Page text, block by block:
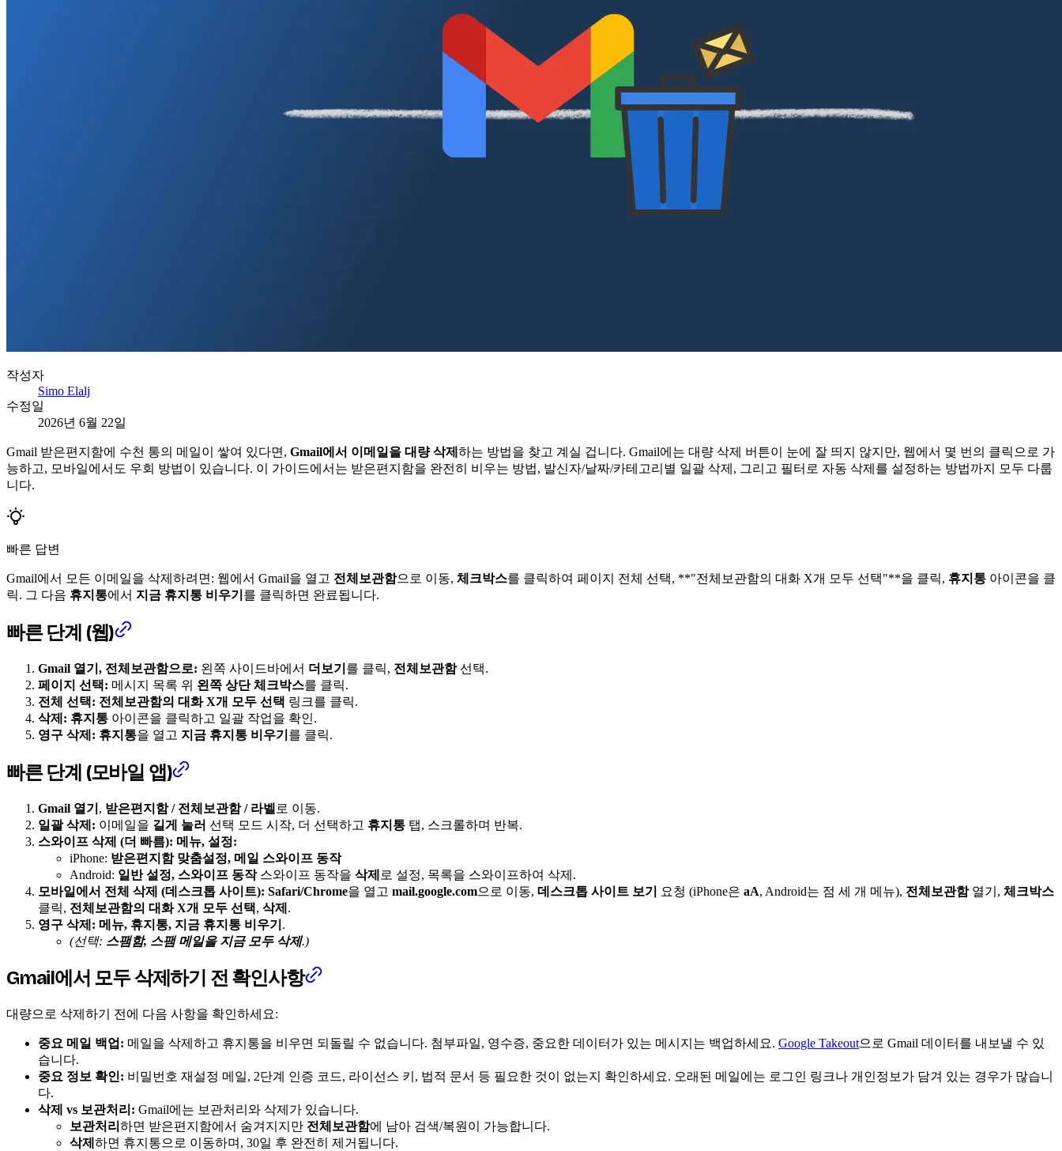
작성자
Simo Elalj
수정일
2026년 6월 22일
Gmail 받은편지함에 수천 통의 메일이 쌓여 있다면, Gmail에서 이메일을 대량 삭제 하는 방법을 찾고 계실 겁니다. Gmail에는 대량 삭제 버튼이 눈에 잘 띄지 않지만, 웹에서 몇 번의 클릭으로 가
능하고, 모바일에서도 우회 방법이 있습니다. 이 가이드에서는 받은편지함을 완전히 비우는 방법, 발신자/날짜/카테고리별 일괄 삭제, 그리고 필터로 자동 삭제를 설정하는 방법까지 모두 다룹
니다.
빠른 답변
Gmail에서 모든 이메일을 삭제하려면: 웹에서 Gmail을 열고 전체보관함으로 이동, 체크박스를 클릭하여 페이지 전체 선택, **"전체보관함의 대화 X개 모두 선택"**을 클릭, 휴지통 아이콘을 클
릭. 그 다음 휴지통에서 지금 휴지통 비우기 를 클릭하면 완료됩니다.
빠른 단계 (웹)
Gmail 열기, 전체보관함으로: 왼쪽 사이드바에서 더보기 를 클릭, 전체보관함선택.
페이지 선택: 메시지 목록 위 왼쪽 상단 체크박스를 클릭.
전체 선택: 전체보관함의 대화 X개 모두 선택 링크를 클릭.
삭제: 휴지통 아이콘을 클릭하고 일괄 작업을 확인.
영구 삭제: 휴지통을 열고 지금 휴지통 비우기 를 클릭.
빠른 단계 (모바일 앱)
Gmail 열기 , 받은편지함 / 전체보관함 / 라벨 로 이동.
일괄 삭제: 이메일을 길게 눌러 선택 모드 시작, 더 선택하고 휴지통 탭, 스크롤하며 반복.
스와이프 삭제 (더 빠름): 메뉴, 설정:
iPhone: 받은편지함 맞춤설정, 메일 스와이프 동작
Android: 일반 설정, 스와이프 동작 스와이프 동작을 삭제 로 설정, 목록을 스와이프하여 삭제.
모바일에서 전체 삭제 (데스크톱 사이트): Safari/Chrome을 열고 mail.google.com으로 이동, 데스크톱 사이트 보기 요청 (iPhone은 aA, Android는 점 세 개 메뉴), 전체보관함열기, 체크박스
클릭, 전체보관함의 대화 X개 모두 선택, 삭제 .
영구 삭제: 메뉴, 휴지통, 지금 휴지통 비우기 .
(선택: 스팸함, 스팸 메일을 지금 모두 삭제.)
Gmail에서 모두 삭제하기 전 확인사항
대량으로 삭제하기 전에 다음 사항을 확인하세요:
중요 메일 백업: 메일을 삭제하고 휴지통을 비우면 되돌릴 수 없습니다. 첨부파일, 영수증, 중요한 데이터가 있는 메시지는 백업하세요. Google Takeout으로 Gmail 데이터를 내보낼 수 있
습니다.
중요 정보 확인: 비밀번호 재설정 메일, 2단계 인증 코드, 라이선스 키, 법적 문서 등 필요한 것이 없는지 확인하세요. 오래된 메일에는 로그인 링크나 개인정보가 담겨 있는 경우가 많습니
다.
삭제 vs 보관처리: Gmail에는 보관처리와 삭제가 있습니다.
보관처리 하면 받은편지함에서 숨겨지지만 전체보관함에 남아 검색/복원이 가능합니다.
삭제 하면 휴지통으로 이동하며, 30일 후 완전히 제거됩니다.